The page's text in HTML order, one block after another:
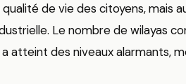
de vie des citoyens, mais
Le nombre de wilayas
atteint des niveaux alarmants,